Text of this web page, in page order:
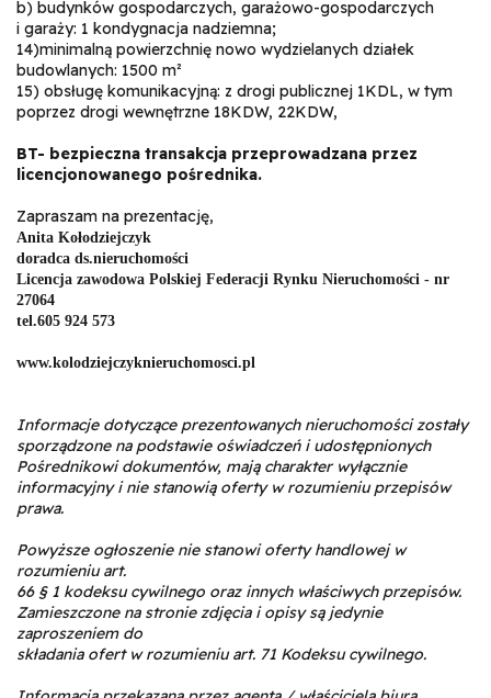
b) budynków gospodarczych, garażowo-gospodarczych
i garaży: 1 kondygnacja nadziemna;
14)minimalną powierzchnię nowo wydzielanych działek
budowlanych: 1500 m²
15) obsługę komunikacyjną: z drogi publicznej 1KDL, w tym
poprzez drogi wewnętrzne 18KDW, 22KDW,
BT- bezpieczna transakcja przeprowadzana przez
licencjonowanego pośrednika.
Zapraszam na prezentację,
Anita Kołodziejczyk
doradca ds.nieruchomości
Licencja zawodowa Polskiej Federacji Rynku Nieruchomości - nr
27064
tel.605 924 573
www.kolodziejczyknieruchomosci.pl
Informacje dotyczące prezentowanych nieruchomości zostały
sporządzone na podstawie oświadczeń i udostępnionych
Pośrednikowi dokumentów, mają charakter wyłącznie
informacyjny inie stanowią oferty w rozumieniu przepisów
prawa.
Powyższe ogłoszenie nie stanowi oferty handlowej w
rozumieniu art.
66 § 1 kodeksu cywilnego oraz innych właściwych przepisów.
Zamieszczone na stronie zdjęcia i opisy są jedynie
zaproszeniem do
składania ofert w rozumieniu art. 71 Kodeksu cywilnego.